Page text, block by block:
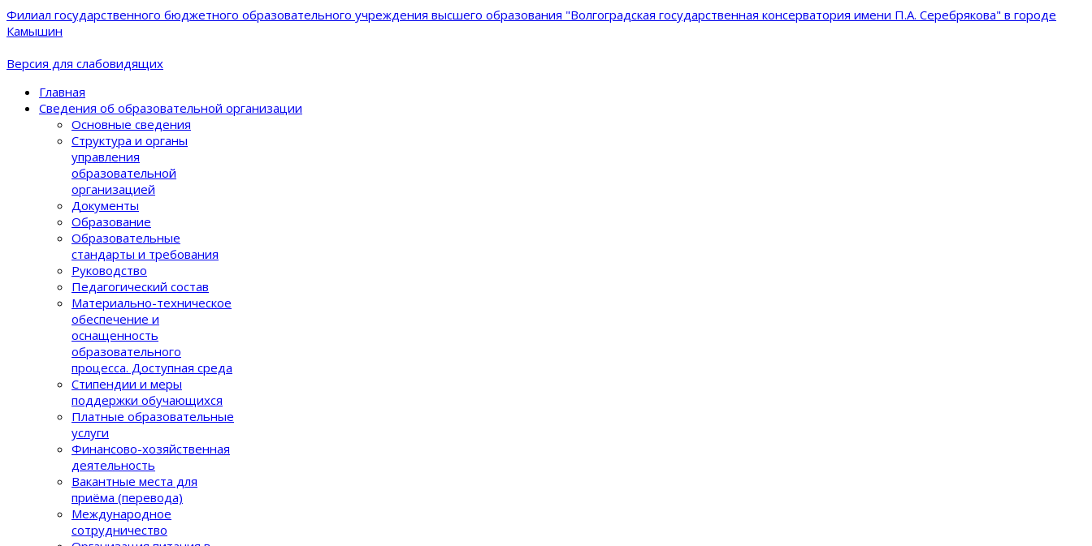
Филиал государственного бюджетного образовательного учреждения высшего образования "Волгоградская государственная консерватория имени П.А. Серебрякова" в городе
Камышин
Версия для слабовидящих
Главная
Сведения об образовательной организации
Основные сведения
Структура и органы
управления
образовательной
организацией
Документы
Образование
Образовательные
стандарты и требования
Руководство
Педагогический состав
Материально-техническое
обеспечение и
оснащенность
образовательного
процеcса. Доступная среда
Стипендии и меры
поддержки обучающихся
Платные образовательные
услуги
Финансово-хозяйственная
деятельность
Вакантные места для
приёма (перевода)
Международное
сотрудничество